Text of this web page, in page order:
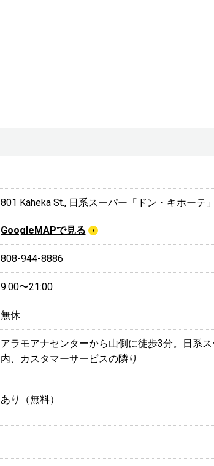
801 Kaheka St., 日系スーパー「ドン・キホーテ
GoogleMAPで見る
808-944-8886
9:00〜21:00
無休
アラモアナセンターから山側に徒歩3分。日系ス
内、カスタマーサービスの隣り
あり（無料）